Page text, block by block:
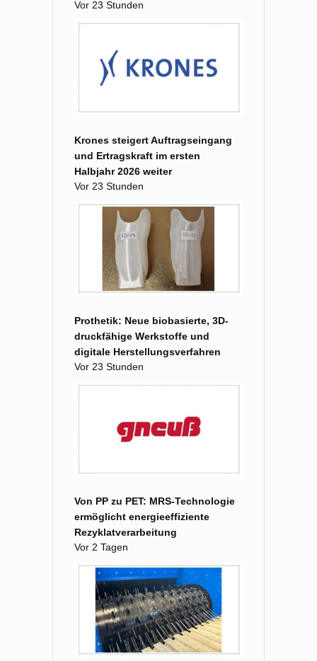
Vor 23 Stunden
Krones steigert Auftragseingang
und Ertragskraft im ersten
Halbjahr 2026 weiter
Vor 23 Stunden
Prothetik: Neue biobasierte, 3D-
druckfähige Werkstoffe und
digitale Herstellungsverfahren
Vor 23 Stunden
Von PP zu PET: MRS-Technologie
ermöglicht energieeffiziente
Rezyklatverarbeitung
Vor 2 Tagen